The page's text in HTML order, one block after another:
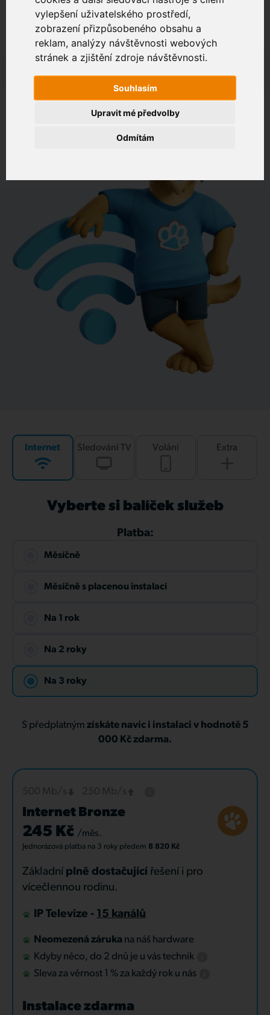
vylepšení uživatelského prostředí,
zobrazení přizpůsobeného obsahu a
reklam, analýzy návštěvnosti webových
stránek a zjištění zdroje návštěvnosti.
Souhlasím
Odmítám
Upravit mé předvolby
Zákaznický portál
Jak rychlé je připojení na vaší adrese?
Internet Sledování TV Volání Extra
Vyberte si balíček služeb
Platba:
Měsíčně
Měsíčně s placenou instalací
Na 1 rok
Na 2 roky
Na 3 roky
S předplatným získáte navíc i instalaci v hodnotě 5
000 Kč zdarma.
Internet Bronze
245 Kč /měs.
Jednorázová platba na 3 roky předem 8 820 Kč
Základní plně dostačující řešení i pro
vícečlennou rodinu.
IP Televize - 15 kanálů
Neomezená záruka na náš hardware
Kdyby něco, do 2 dnů je u vás technik
Sleva za věrnost 1 % za každý rok u nás
Instalace zdarma